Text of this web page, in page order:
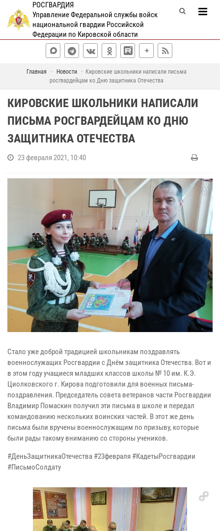
РОСГВАРДИЯ
Управление Федеральной службы войск
национальной гвардии Российской
Федерации по Кировской области
Главная Новости
Кировские школьники написали письма
росгвардейцам ко Дню защитника Отечества
КИРОВСКИЕ ШКОЛЬНИКИ НАПИСАЛИ
ПИСЬМА РОСГВАРДЕЙЦАМ КО ДНЮ
ЗАЩИТНИКА ОТЕЧЕСТВА
23 февраля 2021, 10:40
Стало уже доброй традицией школьникам поздравлять
военнослужащих Росгвардии с Днём защитника Отечества. Вот и
в этом году учащиеся младших классов школы № 10 им. К.Э.
Циолковского г. Кирова подготовили для военных письма-
поздравления. Председатель совета ветеранов части Росгвардии
Владимир Помаскин получил эти письма в школе и передал
командованию нескольких воинских частей. В этот же день
письма были вручены военнослужащим по призыву, которые
были рады такому вниманию со стороны учеников.
#ДеньЗащитникаОтечества #23февраля #КадетыРосгвардии
#ПисьмоСолдату